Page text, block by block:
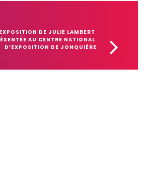
DE JULIE LAMBERT
AU CENTRE NATIONAL
D’EXPOSITION DE JONQUIÈRE